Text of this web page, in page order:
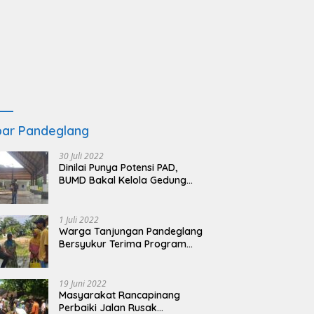
Pandeglang
30 Juli 2022
Dinilai Punya Potensi PAD,
BUMD Bakal Kelola Gedung
1 Juli 2022
Warga Tanjungan Pandeglang
Bersyukur Terima Program
19 Juni 2022
Masyarakat Rancapinang
Perbaiki Jalan Rusak